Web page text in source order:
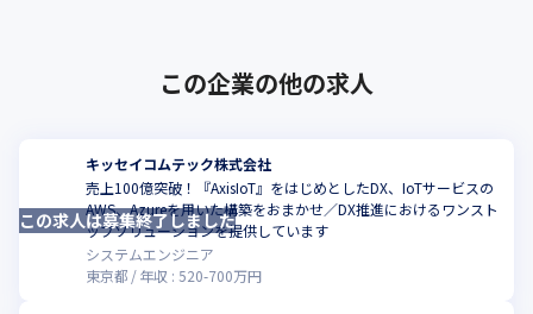
この企業の他の求人
キッセイコムテック株式会社
売上100億突破！『AxisIoT』をはじめとしたDX、IoTサービスの
AWS、Azureを用いた構築をおまかせ／DX推進におけるワンスト
ップソリューションを提供しています
システムエンジニア
東京都
年収 :520-700万円
この求人は募集終了しました